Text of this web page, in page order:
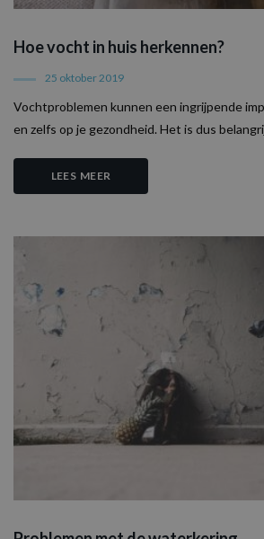
Hoe vocht in huis herkennen?
25 oktober 2019
Vochtproblemen kunnen een ingrijpende
en zelfs op je gezondheid. Het is dus
LEES MEER